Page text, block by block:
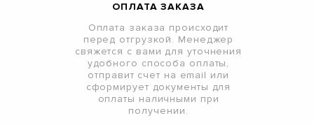
ОПЛАТА ЗАКАЗА
Оплата заказа происходит
перед отгрузкой. Менеджер
свяжется с вами для уточнения
удобного способа оплаты,
отправит счет на email или
сформирует документы для
оплаты наличными при
получении.